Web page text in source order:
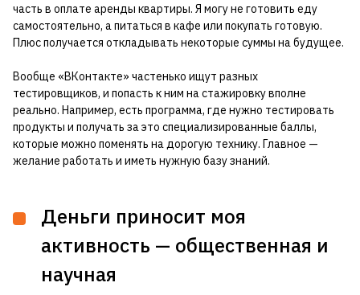
часть в оплате аренды квартиры. Я могу не готовить еду
самостоятельно, а питаться в кафе или покупать готовую.
Плюс получается откладывать некоторые суммы на будущее.
Вообще «ВКонтакте» частенько ищут разных
тестировщиков, и попасть к ним на стажировку вполне
реально. Например, есть программа, где нужно тестировать
продукты и получать за это специализированные баллы,
которые можно поменять на дорогую технику. Главное —
желание работать и иметь нужную базу знаний.
Деньги приносит моя
активность — общественная и
научная